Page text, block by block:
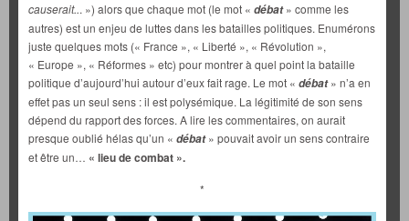
causerait... ») alors que chaque mot (le mot « débat» comme les
autres) est un enjeu de luttes dans les batailles politiques. Enumérons
juste quelques mots (« France », « Liberté », « Révolution »,
« Europe », « Réformes » etc) pour montrer à quel point la bataille
politique d’aujourd’hui autour d’eux fait rage. Le mot « débat» n’a en
effet pas un seul sens : il est polysémique. La légitimité de son sens
dépend du rapport des forces. A lire les commentaires, on aurait
presque oublié hélas qu’un « débat» pouvait avoir un sens contraire
et être un… « lieu de combat ».
*